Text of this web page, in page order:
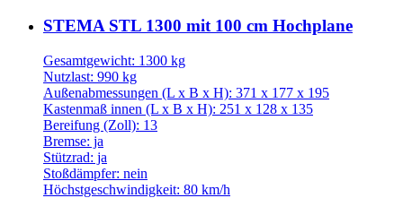
STEMA STL 1300 mit 100 cm Hochplane
Gesamtgewicht: 1300 kg
Nutzlast: 990 kg
Außenabmessungen (L x B x H): 371 x 177 x 195
Kastenmaß innen (L x B x H): 251 x 128 x 135
Bereifung (Zoll): 13
Bremse: ja
Stützrad: ja
Stoßdämpfer: nein
Höchstgeschwindigkeit: 80 km/h